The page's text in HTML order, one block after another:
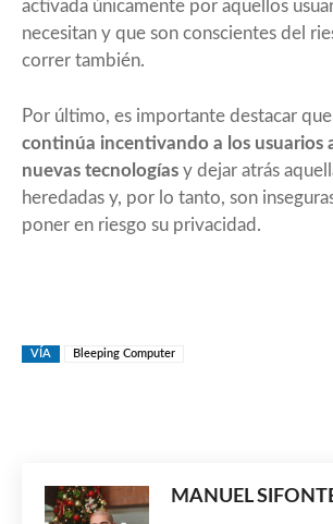
activada únicamente por aquellos
necesitan y que son conscientes del
correr también.
Por último, es importante destacar que
continúa incentivando a los usuarios
nuevas tecnologías y dejar atrás
heredadas y, por lo tanto, son
poner en riesgo su privacidad.
VÍA Bleeping Computer
MANUEL